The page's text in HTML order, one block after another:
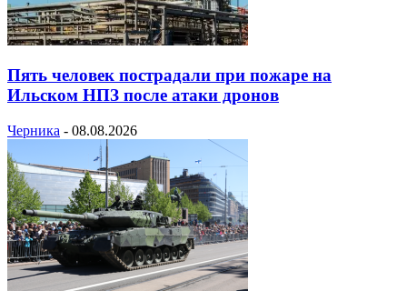
Пять человек пострадали при пожаре на
Ильском НПЗ после атаки дронов
Черника - 08.08.2026